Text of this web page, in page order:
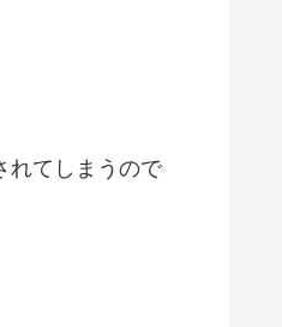
れてしまうので